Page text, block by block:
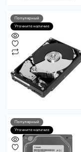
Популярный
Уточните наличие
Популярный
Уточните наличие